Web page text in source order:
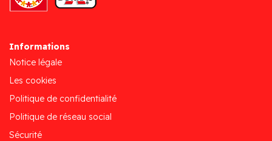
Informations
Notice légale
Les cookies
Politique de confidentialité
Politique de réseau social
Sécurité